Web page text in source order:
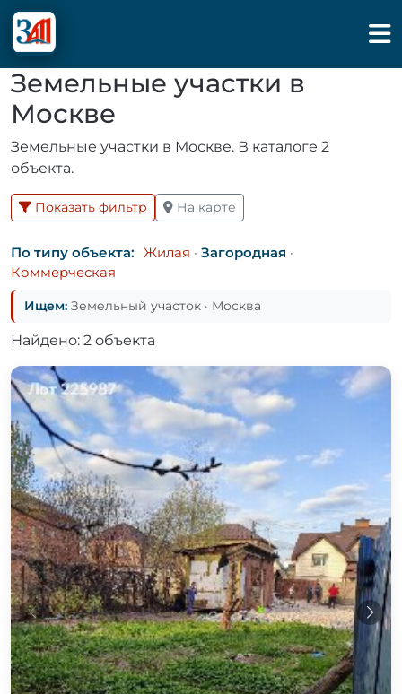
Земельные участки в
Москве
Земельные участки в Москве. В каталоге 2
объекта.
Показать фильтр На карте
По типу объекта: Жилая · Загородная ·
Коммерческая
Ищем: Земельный участок · Москва
Найдено: 2 объекта